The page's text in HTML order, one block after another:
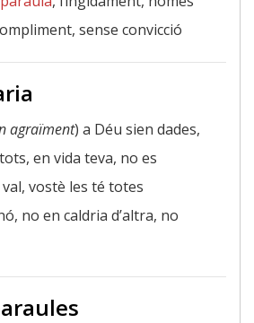
sense convicció
agraïment) a Déu sien dades,
en vida teva, no es
vostè les té totes
no en caldria d’altra, no